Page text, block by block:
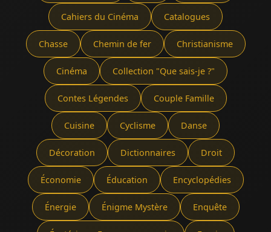
Cahiers du Cinéma Catalogues
Chasse Chemin de fer Christianisme
Cinéma Collection "Que sais-je ?"
Contes Légendes Couple Famille
Cuisine Cyclisme Danse
Décoration Dictionnaires Droit
Économie Éducation Encyclopédies
Énergie Énigme Mystère Enquête